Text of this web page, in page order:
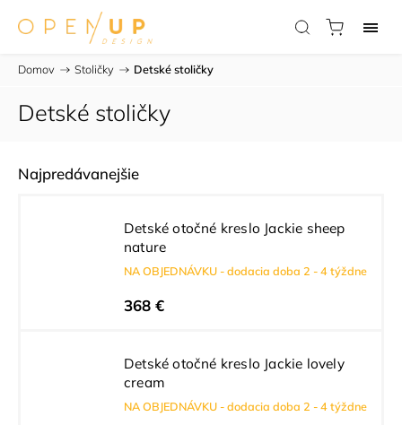
Domov / Stoličky / Detské stoličky
Detské stoličky
Najpredávanejšie
Detské otočné kreslo Jackie sheep
nature
NA OBJEDNÁVKU - dodacia doba 2 - 4 týždne
368 €
Detské otočné kreslo Jackie lovely
cream
NA OBJEDNÁVKU - dodacia doba 2 - 4 týždne